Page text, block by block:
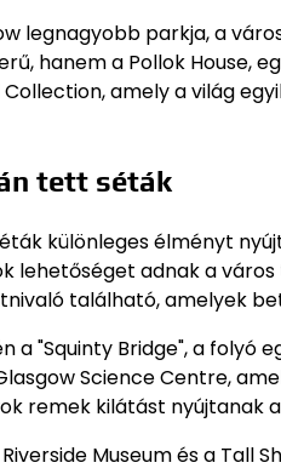
legnagyobb parkja, a
hanem a Pollok House,
amely a világ
tett séták
különleges élményt
lehetőséget adnak a
található, amelyek
a "Squinty Bridge", a
Science Centre,
remek kilátást nyújtanak
Museum és a Tall